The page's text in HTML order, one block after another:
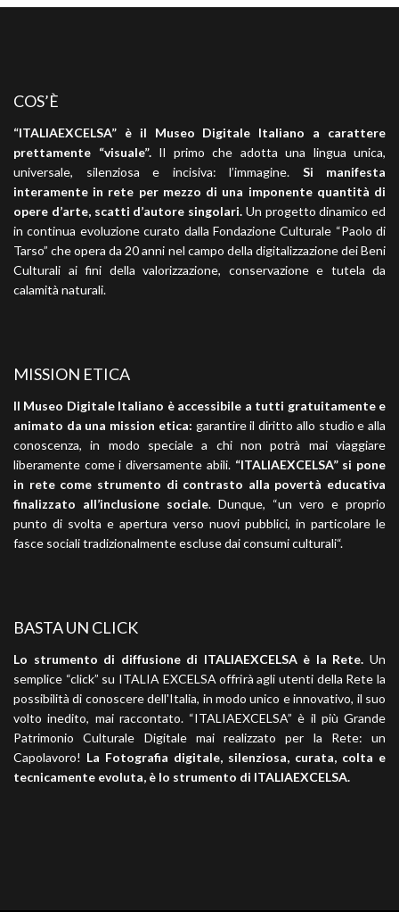
COS’È
“ITALIAEXCELSA” è il Museo Digitale Italiano a carattere
prettamente “visuale”.Il primo che adotta una lingua unica,
universale, silenziosa e incisiva: l’immagine. Si manifesta
interamente in rete per mezzo di una imponente quantità di
opere d’arte, scatti d’autore singolari. Un progetto dinamico ed
in continua evoluzione curato dalla Fondazione Culturale “Paolo di
Tarso” che opera da 20 anni nel campo della digitalizzazione dei Beni
Culturali ai fini della valorizzazione, conservazione e tutela da
calamità naturali.
MISSION ETICA
Il Museo Digitale Italiano è accessibile a tutti gratuitamente e
animato da una mission etica: garantire il diritto allo studio e alla
conoscenza, in modo speciale a chi non potrà mai viaggiare
liberamente come i diversamente abili. “ITALIAEXCELSA” si pone
in rete come strumento di contrasto alla povertà educativa
finalizzato all’inclusione sociale. Dunque, “un vero e proprio
punto di svolta e apertura verso nuovi pubblici, in particolare le
fasce sociali tradizionalmente escluse dai consumi culturali“.
BASTA UN CLICK
Lo strumento di diffusione di ITALIAEXCELSA è la Rete. Un
semplice “click” su ITALIA EXCELSA offrirà agli utenti della Rete la
possibilità di conoscere dell'Italia, in modo unico e innovativo, il suo
volto inedito, mai raccontato. “ITALIAEXCELSA” è il più Grande
Patrimonio Culturale Digitale mai realizzato per la Rete: un
Capolavoro! La Fotografia digitale, silenziosa, curata, colta e
tecnicamente evoluta, è lo strumento di ITALIAEXCELSA.